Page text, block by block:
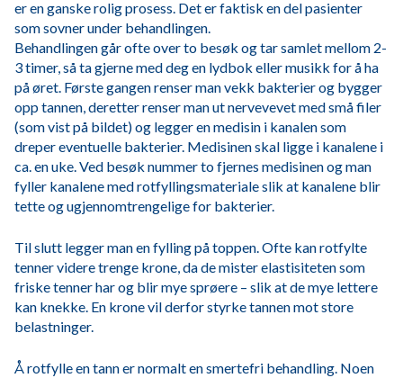
er en ganske rolig prosess. Det er faktisk en del pasienter
som sovner under behandlingen.
Behandlingen går ofte over to besøk og tar samlet mellom 2-
3 timer, så ta gjerne med deg en lydbok eller musikk for å ha
på øret. Første gangen renser man vekk bakterier og bygger
opp tannen, deretter renser man ut nervevevet med små filer
(som vist på bildet) og legger en medisin i kanalen som
dreper eventuelle bakterier. Medisinen skal ligge i kanalene i
ca. en uke. Ved besøk nummer to fjernes medisinen og man
fyller kanalene med rotfyllingsmateriale slik at kanalene blir
tette og ugjennomtrengelige for bakterier.
Til slutt legger man en fylling på toppen. Ofte kan rotfylte
tenner videre trenge krone, da de mister elastisiteten som
friske tenner har og blir mye sprøere – slik at de mye lettere
kan knekke. En krone vil derfor styrke tannen mot store
belastninger.
Å rotfylle en tann er normalt en smertefri behandling. Noen